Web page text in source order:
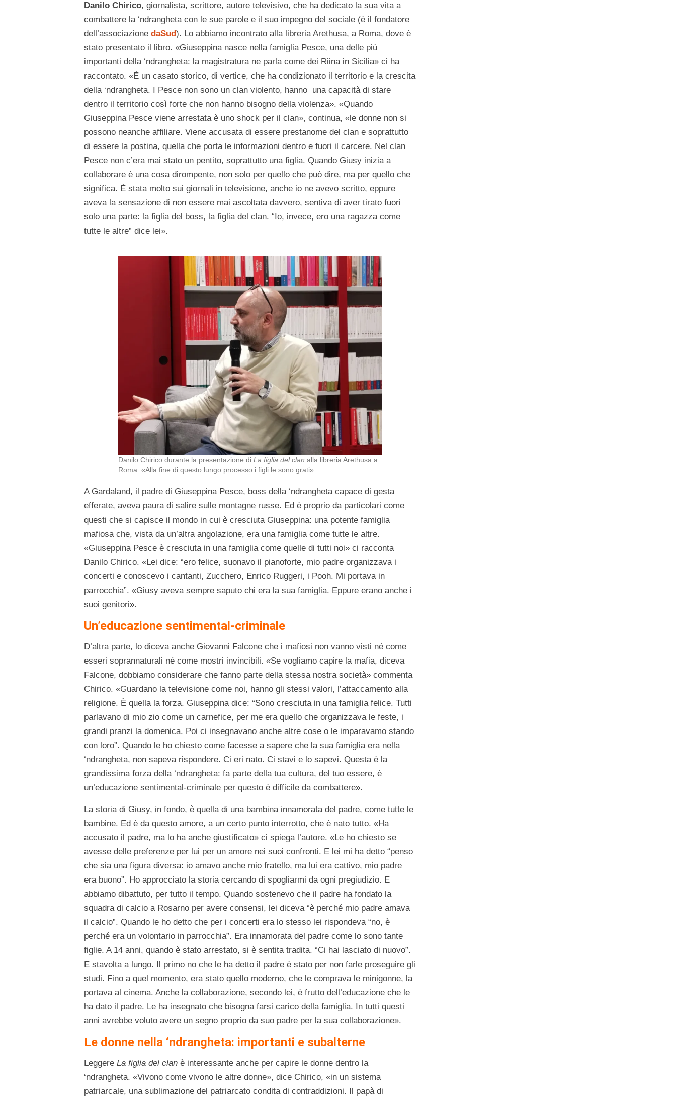
Danilo Chirico, giornalista, scrittore, autore televisivo, che ha dedicato la sua vita a
combattere la ‘ndrangheta con le sue parole e il suo impegno del sociale (è il fondatore
dell’associazione daSud). Lo abbiamo incontrato alla libreria Arethusa, a Roma, dove è
stato presentato il libro. «Giuseppina nasce nella famiglia Pesce, una delle più
importanti della ‘ndrangheta: la magistratura ne parla come dei Riina in Sicilia» ci ha
raccontato. «È un casato storico, di vertice, che ha condizionato il territorio e la crescita
della ‘ndrangheta. I Pesce non sono un clan violento, hanno una capacità di stare
dentro il territorio così forte che non hanno bisogno della violenza». «Quando
Giuseppina Pesce viene arrestata è uno shock per il clan», continua, «le donne non si
possono neanche affiliare. Viene accusata di essere prestanome del clan e soprattutto
di essere la postina, quella che porta le informazioni dentro e fuori il carcere. Nel clan
Pesce non c’era mai stato un pentito, soprattutto una figlia. Quando Giusy inizia a
collaborare è una cosa dirompente, non solo per quello che può dire, ma per quello che
significa. È stata molto sui giornali in televisione, anche io ne avevo scritto, eppure
aveva la sensazione di non essere mai ascoltata davvero, sentiva di aver tirato fuori
solo una parte: la figlia del boss, la figlia del clan. “Io, invece, ero una ragazza come
tutte le altre” dice lei».
Danilo Chirico durante la presentazione di La figlia del clan alla libreria Arethusa a
Roma: «Alla fine di questo lungo processo i figli le sono grati»
A Gardaland, il padre di Giuseppina Pesce, boss della ‘ndrangheta capace di gesta
efferate, aveva paura di salire sulle montagne russe. Ed è proprio da particolari come
questi che si capisce il mondo in cui è cresciuta Giuseppina: una potente famiglia
mafiosa che, vista da un’altra angolazione, era una famiglia come tutte le altre.
«Giuseppina Pesce è cresciuta in una famiglia come quelle di tutti noi» ci racconta
Danilo Chirico. «Lei dice: “ero felice, suonavo il pianoforte, mio padre organizzava i
concerti e conoscevo i cantanti, Zucchero, Enrico Ruggeri, i Pooh. Mi portava in
parrocchia”. «Giusy aveva sempre saputo chi era la sua famiglia. Eppure erano anche i
suoi genitori».
Un’educazione sentimental-criminale
D’altra parte, lo diceva anche Giovanni Falcone che i mafiosi non vanno visti né come
esseri soprannaturali né come mostri invincibili. «Se vogliamo capire la mafia, diceva
Falcone, dobbiamo considerare che fanno parte della stessa nostra società» commenta
Chirico. «Guardano la televisione come noi, hanno gli stessi valori, l’attaccamento alla
religione. È quella la forza. Giuseppina dice: “Sono cresciuta in una famiglia felice. Tutti
parlavano di mio zio come un carnefice, per me era quello che organizzava le feste, i
grandi pranzi la domenica. Poi ci insegnavano anche altre cose o le imparavamo stando
con loro”. Quando le ho chiesto come facesse a sapere che la sua famiglia era nella
‘ndrangheta, non sapeva rispondere. Ci eri nato. Ci stavi e lo sapevi. Questa è la
grandissima forza della ‘ndrangheta: fa parte della tua cultura, del tuo essere, è
un’educazione sentimental-criminale per questo è difficile da combattere».
La storia di Giusy, in fondo, è quella di una bambina innamorata del padre, come tutte le
bambine. Ed è da questo amore, a un certo punto interrotto, che è nato tutto. «Ha
accusato il padre, ma lo ha anche giustificato» ci spiega l’autore. «Le ho chiesto se
avesse delle preferenze per lui per un amore nei suoi confronti. E lei mi ha detto “penso
che sia una figura diversa: io amavo anche mio fratello, ma lui era cattivo, mio padre
era buono”. Ho approcciato la storia cercando di spogliarmi da ogni pregiudizio. E
abbiamo dibattuto, per tutto il tempo. Quando sostenevo che il padre ha fondato la
squadra di calcio a Rosarno per avere consensi, lei diceva “è perché mio padre amava
il calcio”. Quando le ho detto che per i concerti era lo stesso lei rispondeva “no, è
perché era un volontario in parrocchia”. Era innamorata del padre come lo sono tante
figlie. A 14 anni, quando è stato arrestato, si è sentita tradita. “Ci hai lasciato di nuovo”.
E stavolta a lungo. Il primo no che le ha detto il padre è stato per non farle proseguire gli
studi. Fino a quel momento, era stato quello moderno, che le comprava le minigonne, la
portava al cinema. Anche la collaborazione, secondo lei, è frutto dell’educazione che le
ha dato il padre. Le ha insegnato che bisogna farsi carico della famiglia. In tutti questi
anni avrebbe voluto avere un segno proprio da suo padre per la sua collaborazione».
Le donne nella ‘ndrangheta: importanti e subalterne
Leggere La figlia del clan è interessante anche per capire le donne dentro la
‘ndrangheta. «Vivono come vivono le altre donne», dice Chirico, «in un sistema
patriarcale, una sublimazione del patriarcato condita di contraddizioni. Il papà di